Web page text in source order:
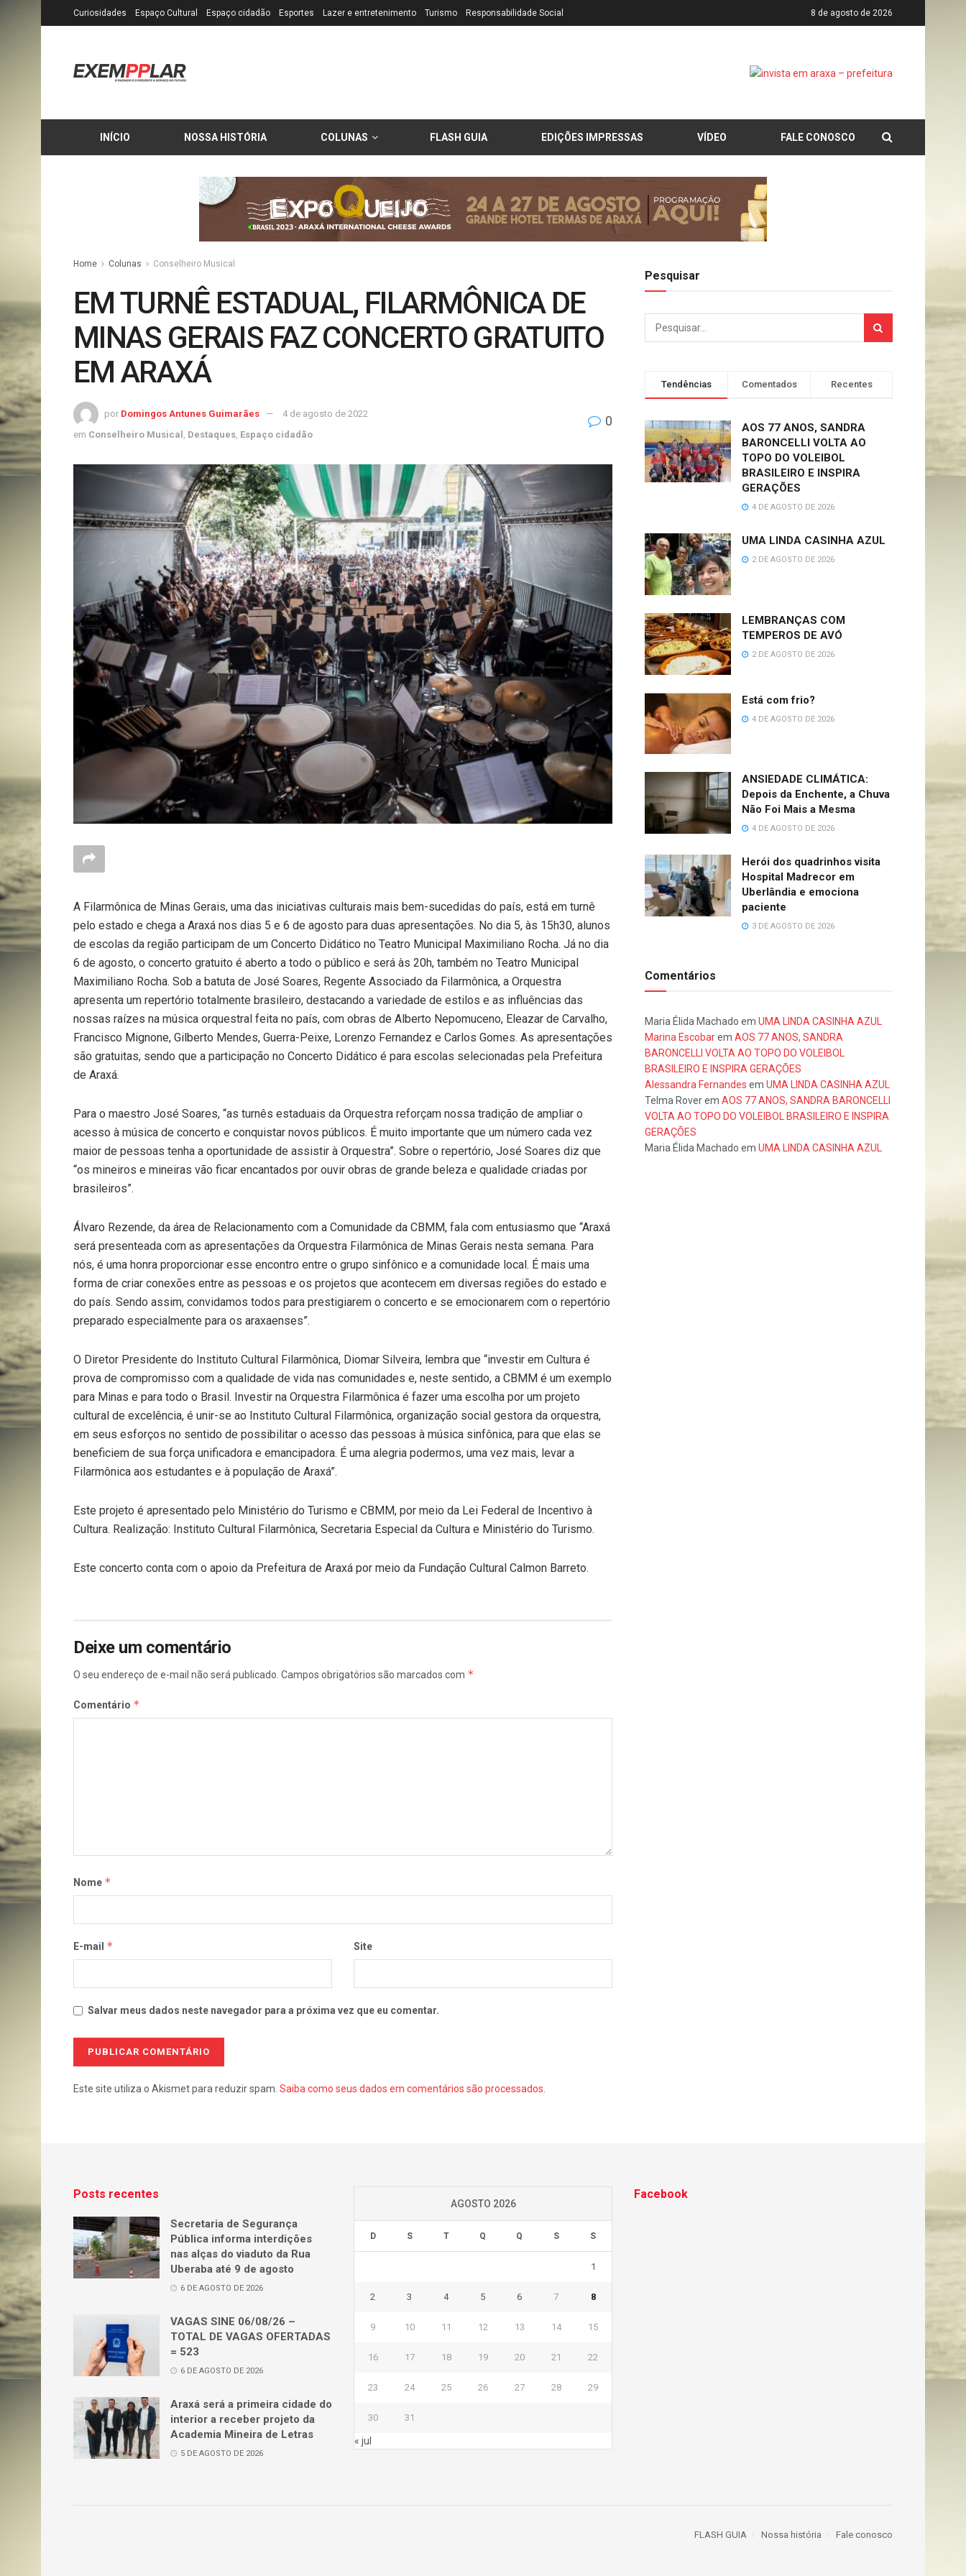
Curiosidades Espaço Cultural Espaço cidadão Esportes Lazer e entretenimento Turismo Responsabilidade Social 8 de agosto de 2026
INÍCIO NOSSA HISTÓRIA COLUNAS FLASH GUIA EDIÇÕES IMPRESSAS VÍDEO FALE CONOSCO
Home Colunas Conselheiro Musical
EM TURNÊ ESTADUAL, FILARMÔNICA DE
MINAS GERAIS FAZ CONCERTO GRATUITO
EM ARAXÁ
por Domingos Antunes Guimarães
4 de agosto de 2022
em Conselheiro Musical Destaques Espaço cidadão
0
A Filarmônica de Minas Gerais, uma das iniciativas culturais mais bem-sucedidas do país, está em turnê
pelo estado e chega a Araxá nos dias 5 e 6 de agosto para duas apresentações. No dia 5, às 15h30, alunos
de escolas da região participam de um Concerto Didático no Teatro Municipal Maximiliano Rocha. Já no dia
6 de agosto, o concerto gratuito é aberto a todo o público e será às 20h, também no Teatro Municipal
Maximiliano Rocha. Sob a batuta de José Soares, Regente Associado da Filarmônica, a Orquestra
apresenta um repertório totalmente brasileiro, destacando a variedade de estilos e as influências das
nossas raízes na música orquestral feita no país, com obras de Alberto Nepomuceno, Eleazar de Carvalho,
Francisco Mignone, Gilberto Mendes, Guerra-Peixe, Lorenzo Fernandez e Carlos Gomes. As apresentações
são gratuitas, sendo que a participação no Concerto Didático é para escolas selecionadas pela Prefeitura
de Araxá.
Para o maestro José Soares, “as turnês estaduais da Orquestra reforçam nossa tradição de ampliar o
acesso à música de concerto e conquistar novos públicos. É muito importante que um número cada vez
maior de pessoas tenha a oportunidade de assistir à Orquestra”. Sobre o repertório, José Soares diz que
“os mineiros e mineiras vão ficar encantados por ouvir obras de grande beleza e qualidade criadas por
brasileiros”.
Álvaro Rezende, da área de Relacionamento com a Comunidade da CBMM, fala com entusiasmo que “Araxá
será presenteada com as apresentações da Orquestra Filarmônica de Minas Gerais nesta semana. Para
nós, é uma honra proporcionar esse encontro entre o grupo sinfônico e a comunidade local. É mais uma
forma de criar conexões entre as pessoas e os projetos que acontecem em diversas regiões do estado e
do país. Sendo assim, convidamos todos para prestigiarem o concerto e se emocionarem com o repertório
preparado especialmente para os araxaenses”.
O Diretor Presidente do Instituto Cultural Filarmônica, Diomar Silveira, lembra que “investir em Cultura é
prova de compromisso com a qualidade de vida nas comunidades e, neste sentido, a CBMM é um exemplo
para Minas e para todo o Brasil. Investir na Orquestra Filarmônica é fazer uma escolha por um projeto
cultural de excelência, é unir-se ao Instituto Cultural Filarmônica, organização social gestora da orquestra,
em seus esforços no sentido de possibilitar o acesso das pessoas à música sinfônica, para que elas se
beneficiem de sua força unificadora e emancipadora. É uma alegria podermos, uma vez mais, levar a
Filarmônica aos estudantes e à população de Araxá”.
Este projeto é apresentado pelo Ministério do Turismo e CBMM, por meio da Lei Federal de Incentivo à
Cultura. Realização: Instituto Cultural Filarmônica, Secretaria Especial da Cultura e Ministério do Turismo.
Este concerto conta com o apoio da Prefeitura de Araxá por meio da Fundação Cultural Calmon Barreto.
Deixe um comentário
O seu endereço de e-mail não será publicado. Campos obrigatórios são marcados com *
Comentário *
Nome *
E-mail * Site
Salvar meus dados neste navegador para a próxima vez que eu comentar.
Este site utiliza o Akismet para reduzir spam. Saiba como seus dados em comentários são processados.
Pesquisar
Tendências Comentados Recentes
AOS 77 ANOS, SANDRA
BARONCELLI VOLTA AO
TOPO DO VOLEIBOL
BRASILEIRO E INSPIRA
GERAÇÕES
4 DE AGOSTO DE 2026
UMA LINDA CASINHA AZUL
2 DE AGOSTO DE 2026
LEMBRANÇAS COM
TEMPEROS DE AVÓ
2 DE AGOSTO DE 2026
Está com frio?
4 DE AGOSTO DE 2026
ANSIEDADE CLIMÁTICA:
Depois da Enchente, a Chuva
Não Foi Mais a Mesma
4 DE AGOSTO DE 2026
Herói dos quadrinhos visita
Hospital Madrecor em
Uberlândia e emociona
paciente
3 DE AGOSTO DE 2026
Comentários
Maria Élida Machado em UMA LINDA CASINHA AZUL
Marina Escobarem AOS 77 ANOS, SANDRA
BARONCELLI VOLTA AO TOPO DO VOLEIBOL
BRASILEIRO E INSPIRA GERAÇÕES
Alessandra Fernandes em UMA LINDA CASINHA AZUL
Telma Roverem AOS 77 ANOS, SANDRA BARONCELLI
VOLTA AO TOPO DO VOLEIBOL BRASILEIRO E INSPIRA
GERAÇÕES
Maria Élida Machado em UMA LINDA CASINHA AZUL
Posts recentes
Secretaria de Segurança
Pública informa interdições
nas alças do viaduto da Rua
Uberaba até 9 de agosto
6 DE AGOSTO DE 2026
VAGAS SINE 06/08/26 –
TOTAL DE VAGAS OFERTADAS
= 523
6 DE AGOSTO DE 2026
Araxá será a primeira cidade do
interior a receber projeto da
Academia Mineira de Letras
5 DE AGOSTO DE 2026
AGOSTO 2026
D S T Q Q S S
1
2 3 4 5 6 7 8
9 10 11 12 13 14 15
16 17 18 19 20 21 22
23 24 25 26 27 28 29
30 31
« jul
Facebook
FLASH GUIA Nossa história Fale conosco